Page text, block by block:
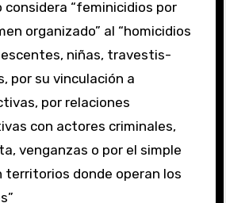
considera “feminicidios por
organizado” al “homicidios
niñas, travestis-
por su vinculación a
por relaciones
con actores criminales,
venganzas o por el simple
territorios donde operan los